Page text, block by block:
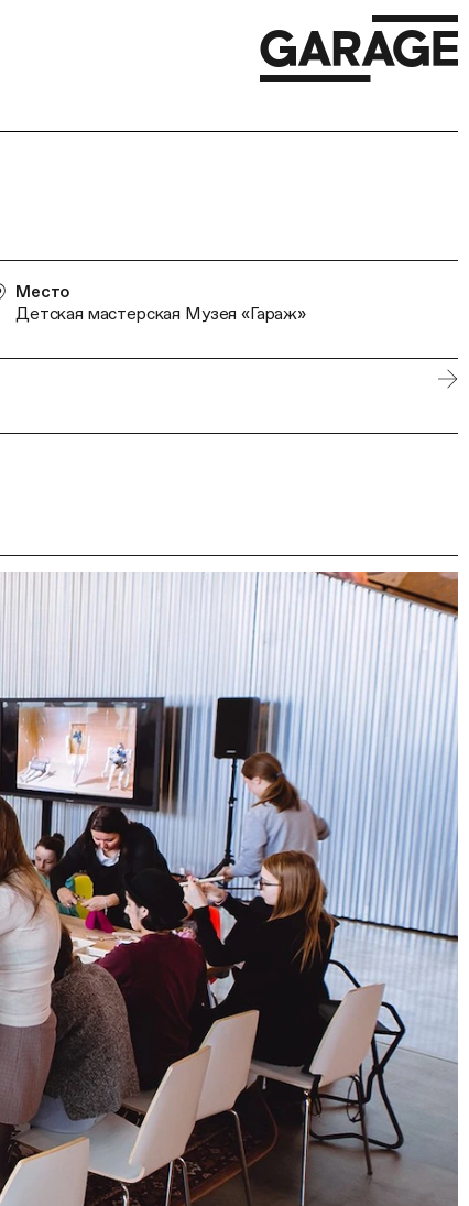
Место
Детская мастерская Музея «Гараж»